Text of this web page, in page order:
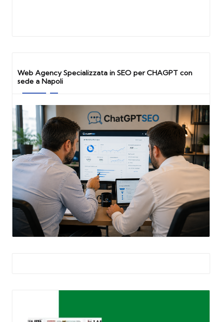
Web Agency Specializzata in SEO per CHAGPT con
sede a Napoli